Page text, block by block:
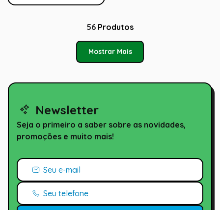
56 Produtos
Mostrar Mais
Newsletter
Seja o primeiro a saber sobre as novidades,
promoções e muito mais!